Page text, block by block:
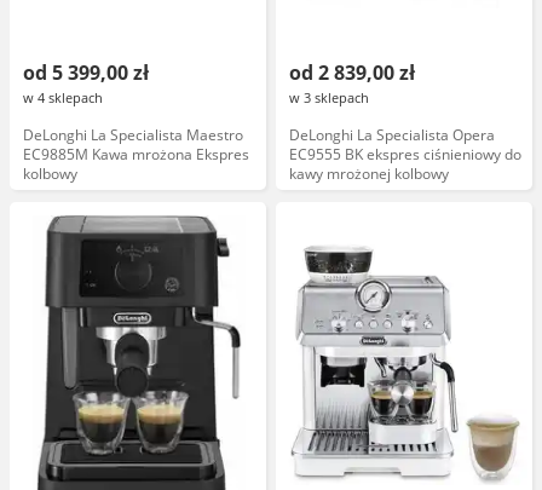
od 5 399,00 zł
w 4 sklepach
DeLonghi La Specialista Maestro
EC9885M Kawa mrożona Ekspres
kolbowy
od 2 839,00 zł
w 3 sklepach
DeLonghi La Specialista Opera
EC9555 BK ekspres ciśnieniowy do
kawy mrożonej kolbowy